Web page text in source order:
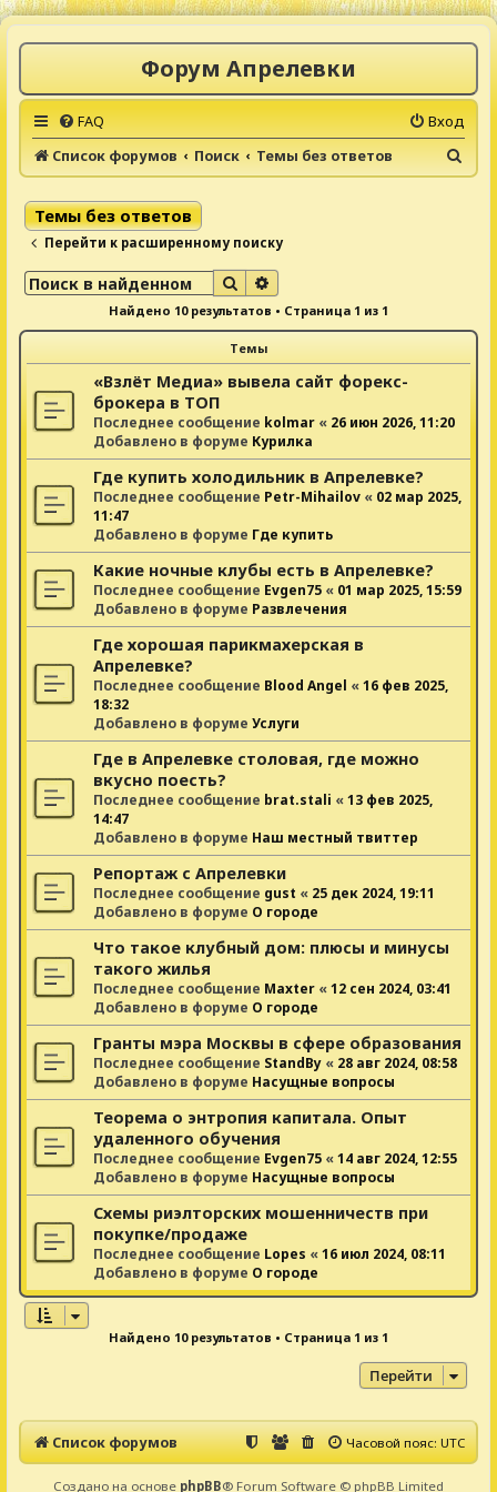
Форум Апрелевки
FAQ
Вход
Список форумов
Поиск Темы без ответов
о
Темы без ответов
Перейти к расширенному поиску
Поиск
Найдено 10 результатов • Страница 1 из 1
Темы
«Взлёт Медиа» вывела сайт форекс-
брокера в ТОП
Последнее сообщение kolmar « 26 июн 2026, 11:20
Добавлено в форуме Курилка
Где купить холодильник в Апрелевке?
Последнее сообщение Petr-Mihailov « 02 мар 2025,
11:47
Добавлено в форуме Где купить
Какие ночные клубы есть в Апрелевке?
Последнее сообщение Evgen75 « 01 мар 2025, 15:59
Добавлено в форуме Развлечения
Где хорошая парикмахерская в
Апрелевке?
Последнее сообщение Blood Angel «16 фев 2025,
18:32
Добавлено в форуме Услуги
Где в Апрелевке столовая, где можно
вкусно поесть?
Последнее сообщение brat.stali «13 фев 2025,
14:47
Добавлено в форуме Наш местный твиттер
Репортаж с Апрелевки
Последнее сообщение gust « 25 дек 2024, 19:11
Добавлено в форуме О городе
Что такое клубный дом: плюсы и минусы
такого жилья
Последнее сообщение Maxter «12 сен 2024, 03:41
Добавлено в форуме О городе
Гранты мэра Москвы в сфере образования
Последнее сообщение StandBy « 28 авг 2024, 08:58
Добавлено в форуме Насущные вопросы
Теорема о энтропия капитала. Опыт
удаленного обучения
Последнее сообщение Evgen75 «14 авг 2024, 12:55
Добавлено в форуме Насущные вопросы
Схемы риэлторских мошенничеств при
покупке/продаже
Последнее сообщение Lopes «16 июл 2024, 08:11
Добавлено в форуме О городе
Найдено 10 результатов • Страница 1 из 1
Перейти
Список форумов Часовой пояс:UTC
Создано на основе phpBB® Forum Software © phpBB Limited